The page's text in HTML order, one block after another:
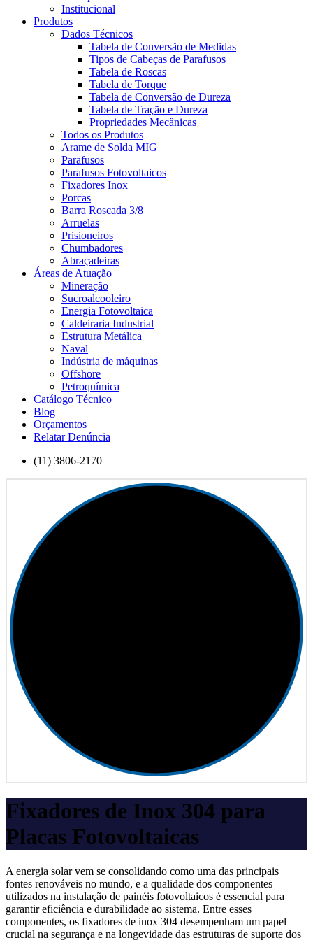
Institucional
Produtos
Dados Técnicos
Tabela de Conversão de Medidas
Tipos de Cabeças de Parafusos
Tabela de Roscas
Tabela de Torque
Tabela de Conversão de Dureza
Tabela de Tração e Dureza
Propriedades Mecânicas
Todos os Produtos
Arame de Solda MIG
Parafusos
Parafusos Fotovoltaicos
Fixadores Inox
Porcas
Barra Roscada 3/8
Arruelas
Prisioneiros
Chumbadores
Abraçadeiras
Áreas de Atuação
Mineração
Sucroalcooleiro
Energia Fotovoltaica
Caldeiraria Industrial
Estrutura Metálica
Naval
Indústria de máquinas
Offshore
Petroquímica
Catálogo Técnico
Blog
Orçamentos
Relatar Denúncia
(11) 3806-2170
Fixadores de Inox 304 para
Placas Fotovoltaicas
A energia solar vem se consolidando como uma das principais
fontes renováveis no mundo, e a qualidade dos componentes
utilizados na instalação de painéis fotovoltaicos é essencial para
garantir eficiência e durabilidade ao sistema. Entre esses
componentes, os fixadores de inox 304 desempenham um papel
crucial na segurança e na longevidade das estruturas de suporte dos